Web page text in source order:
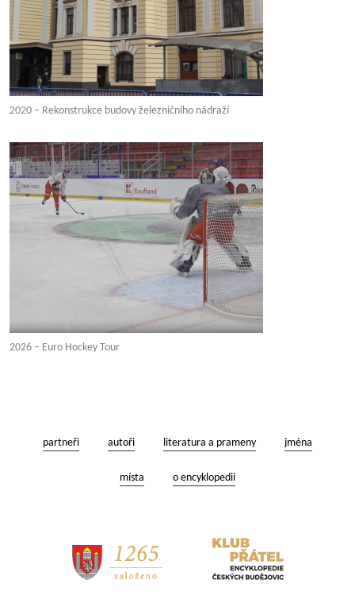
2020 – Rekonstrukce budovy železničního nádraží
2026 – Euro Hockey Tour
partneři autoři literatura a prameny jména
místa o encyklopedii